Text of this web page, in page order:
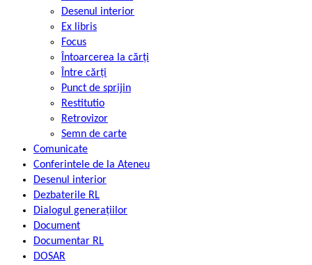
Desenul interior
Ex libris
Focus
Întoarcerea la cărți
Între cărți
Punct de sprijin
Restitutio
Retrovizor
Semn de carte
Comunicate
Conferintele de la Ateneu
Desenul interior
Dezbaterile RL
Dialogul generațiilor
Document
Documentar RL
DOSAR